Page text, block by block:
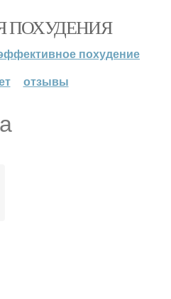
ПОХУДЕНИЯ
похудение
отзывы